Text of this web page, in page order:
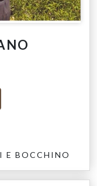
E BOCCHINO